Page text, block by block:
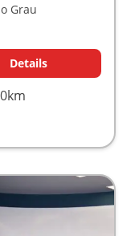
Grau
Details